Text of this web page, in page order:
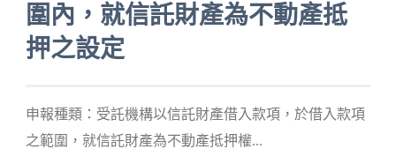
圍內，就信託財產為不動產抵
押之設定
申報種類：受託機構以信託財產借入款項，於借入款項
之範圍，就信託財產為不動產抵押權...